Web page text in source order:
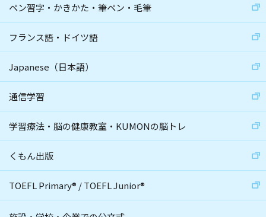
ペン習字・かきかた・筆ペン・毛筆
フランス語・ドイツ語
Japanese（日本語）
通信学習
学習療法・脳の健康教室・KUMONの脳トレ
くもん出版
TOEFL Primary® /TOEFL Junior®